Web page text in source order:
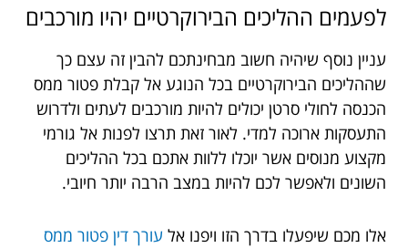
לפעמים ההליכים הבירוקרטיים יהיו מורכבים
עניין נוסף שיהיה חשוב מבחינתכם להבין זה עצם כך
שההליכים הבירוקרטיים בכל הנוגע אל קבלת פטור ממס
הכנסה לחולי סרטן יכולים להיות מורכבים לעתים ולדרוש
התעסקות ארוכה למדי. לאור זאת תרצו לפנות אל גורמי
מקצוע מנוסים אשר יוכלו ללוות אתכם בכל ההליכים
השונים ולאפשר לכם להיות במצב הרבה יותר חיובי.
אלו מכם שיפעלו בדרך הזו ויפנו אל עורך דין פטור ממס